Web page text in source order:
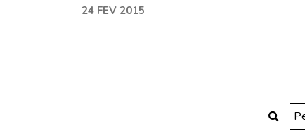
24 FEV 2015